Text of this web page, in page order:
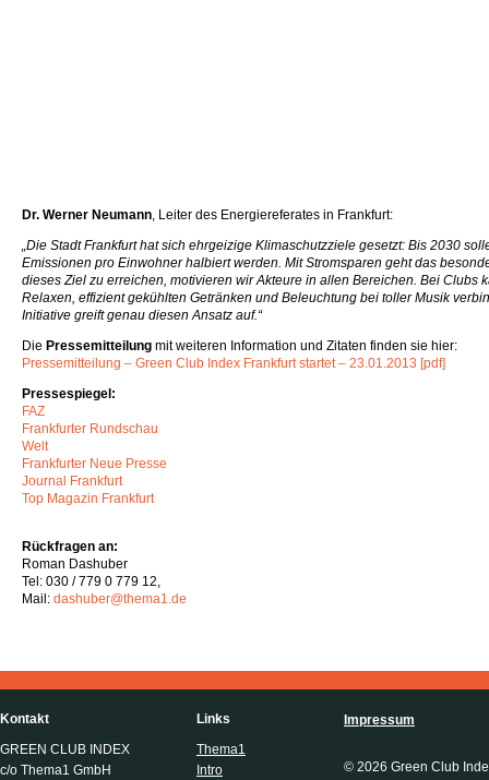
Dr. Werner Neumann, Leiter des Energiereferates in Frankfurt:
„Die Stadt Frankfurt hat sich ehrgeizige Klimaschutzziele gesetzt: Bis 2030
Emissionen pro Einwohner halbiert werden. Mit Stromsparen geht das
dieses Ziel zu erreichen, motivieren wir Akteure in allen Bereichen. Bei Clubs
Relaxen, effizient gekühlten Getränken und Beleuchtung bei toller Musik
Initiative greift genau diesen Ansatz auf.“
Die Pressemitteilung mit weiteren Information und Zitaten finden sie hier:
Pressemitteilung – Green Club Index Frankfurt startet – 23.01.2013 [pdf]
Pressespiegel:
FAZ
Frankfurter Rundschau
Welt
Frankfurter Neue Presse
Journal Frankfurt
Top Magazin Frankfurt
Rückfragen an:
Roman Dashuber
Tel: 030 / 779 0 779 12,
Mail: dashuber@thema1.de
Kontakt
GREEN CLUB INDEX
c/o Thema1 GmbH
Links
Thema1
Intro
Impressum
© 2026 Green Club